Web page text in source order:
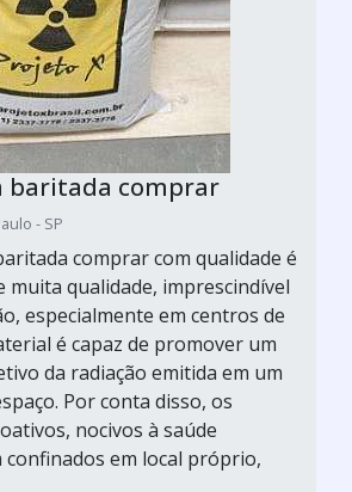
baritada comprar
- SP
comprar com qualidade é
muita qualidade, imprescindível
especialmente em centros de
é capaz de promover um
da radiação emitida em um
Por conta disso, os
nocivos à saúde
confinados em local próprio,